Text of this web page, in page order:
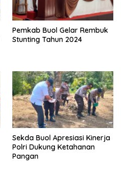
Pemkab Buol Gelar Rembuk
Stunting Tahun 2024
Sekda Buol Apresiasi Kinerja
Polri Dukung Ketahanan
Pangan